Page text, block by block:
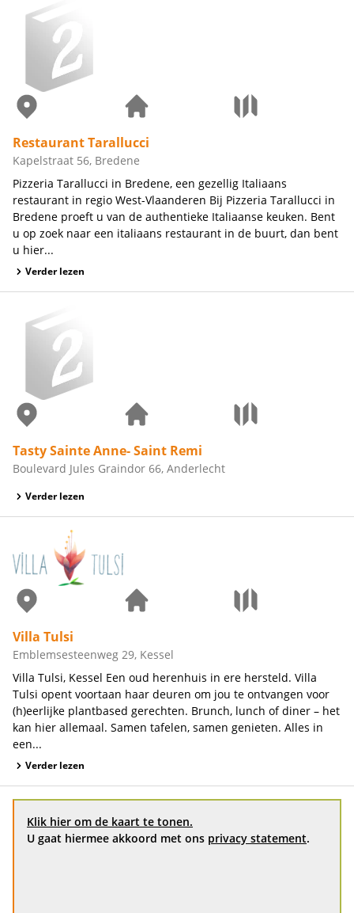
Restaurant Tarallucci
Kapelstraat 56, Bredene
Pizzeria Tarallucci in Bredene, een gezellig Italiaans
restaurant in regio West-Vlaanderen Bij Pizzeria Tarallucci in
Bredene proeft u van de authentieke Italiaanse keuken. Bent
u op zoek naar een italiaans restaurant in de buurt, dan bent
u hier...
Verder lezen
Tasty Sainte Anne- Saint Remi
Boulevard Jules Graindor 66, Anderlecht
Verder lezen
Villa Tulsi
Emblemsesteenweg 29, Kessel
Villa Tulsi, Kessel Een oud herenhuis in ere hersteld. Villa
Tulsi opent voortaan haar deuren om jou te ontvangen voor
(h)eerlijke plantbased gerechten. Brunch, lunch of diner – het
kan hier allemaal. Samen tafelen, samen genieten. Alles in
een...
Verder lezen
Klik hier om de kaart te tonen.
U gaat hiermee akkoord met ons privacy statement.